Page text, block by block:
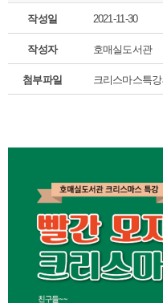
작성일 2021-11-30
작성자 호매실도서관
첨부파일 크리스마스특